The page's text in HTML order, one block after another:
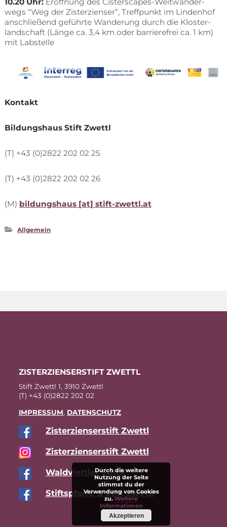
wegs “Weg der Zis­ter­zi­en­ser”, Treff­punkt im Lin­den­hof
an­schlie­ßend ge­führ­te Wan­de­rung durch die Klos­ter­
land­schaft (Län­ge ca. 3,4 km oder bar­rie­re­frei ca. 1 km)
mit Labstelle
Kon­takt
Bil­dungs­haus Stift Zwettl
(T) +43 (0)2822 202 02 25
(T) +43 (0)2822 202 02 26
(M) bil­dungs­haus [at] stift-zwettl.at
Allgemein
ZIS­TER­ZI­EN­SER­STIFT ZWETTL
Stift Zwettl 1, 3910 Zwettl
(T) +43 (0)2822 202 02
IM­PRES­SUM, DA­TEN­SCHUTZ
Zis­ter­zi­en­ser­stift Zwettl
Zis­ter­zi­en­ser­stift Zwettl
Wald­viert­ler Stifte
Stift­s­pfar­re & Stift Zwettl
Durch die weitere
Nutzung der Seite
stimmst du der
Verwendung von Cookies
zu.Weitere
Informationen
Akzeptieren